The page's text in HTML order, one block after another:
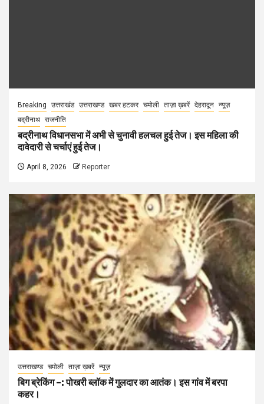
Breaking उत्तराखंड उत्तराखण्ड खबर हटकर चमोली ताज़ा ख़बरें देहरादून न्यूज़
बद्रीनाथ राजनीति
बद्रीनाथ विधानसभा में अभी से चुनावी हलचल हुई तेज। इस महिला की
दावेदारी से चर्चाएं हुई तेज।
April 8, 2026 Reporter
उत्तराखण्ड चमोली ताज़ा ख़बरें न्यूज़
बिग ब्रेकिंग –: पोखरी ब्लॉक में गुलदार का आतंक। इस गांव में बरपा
कहर।